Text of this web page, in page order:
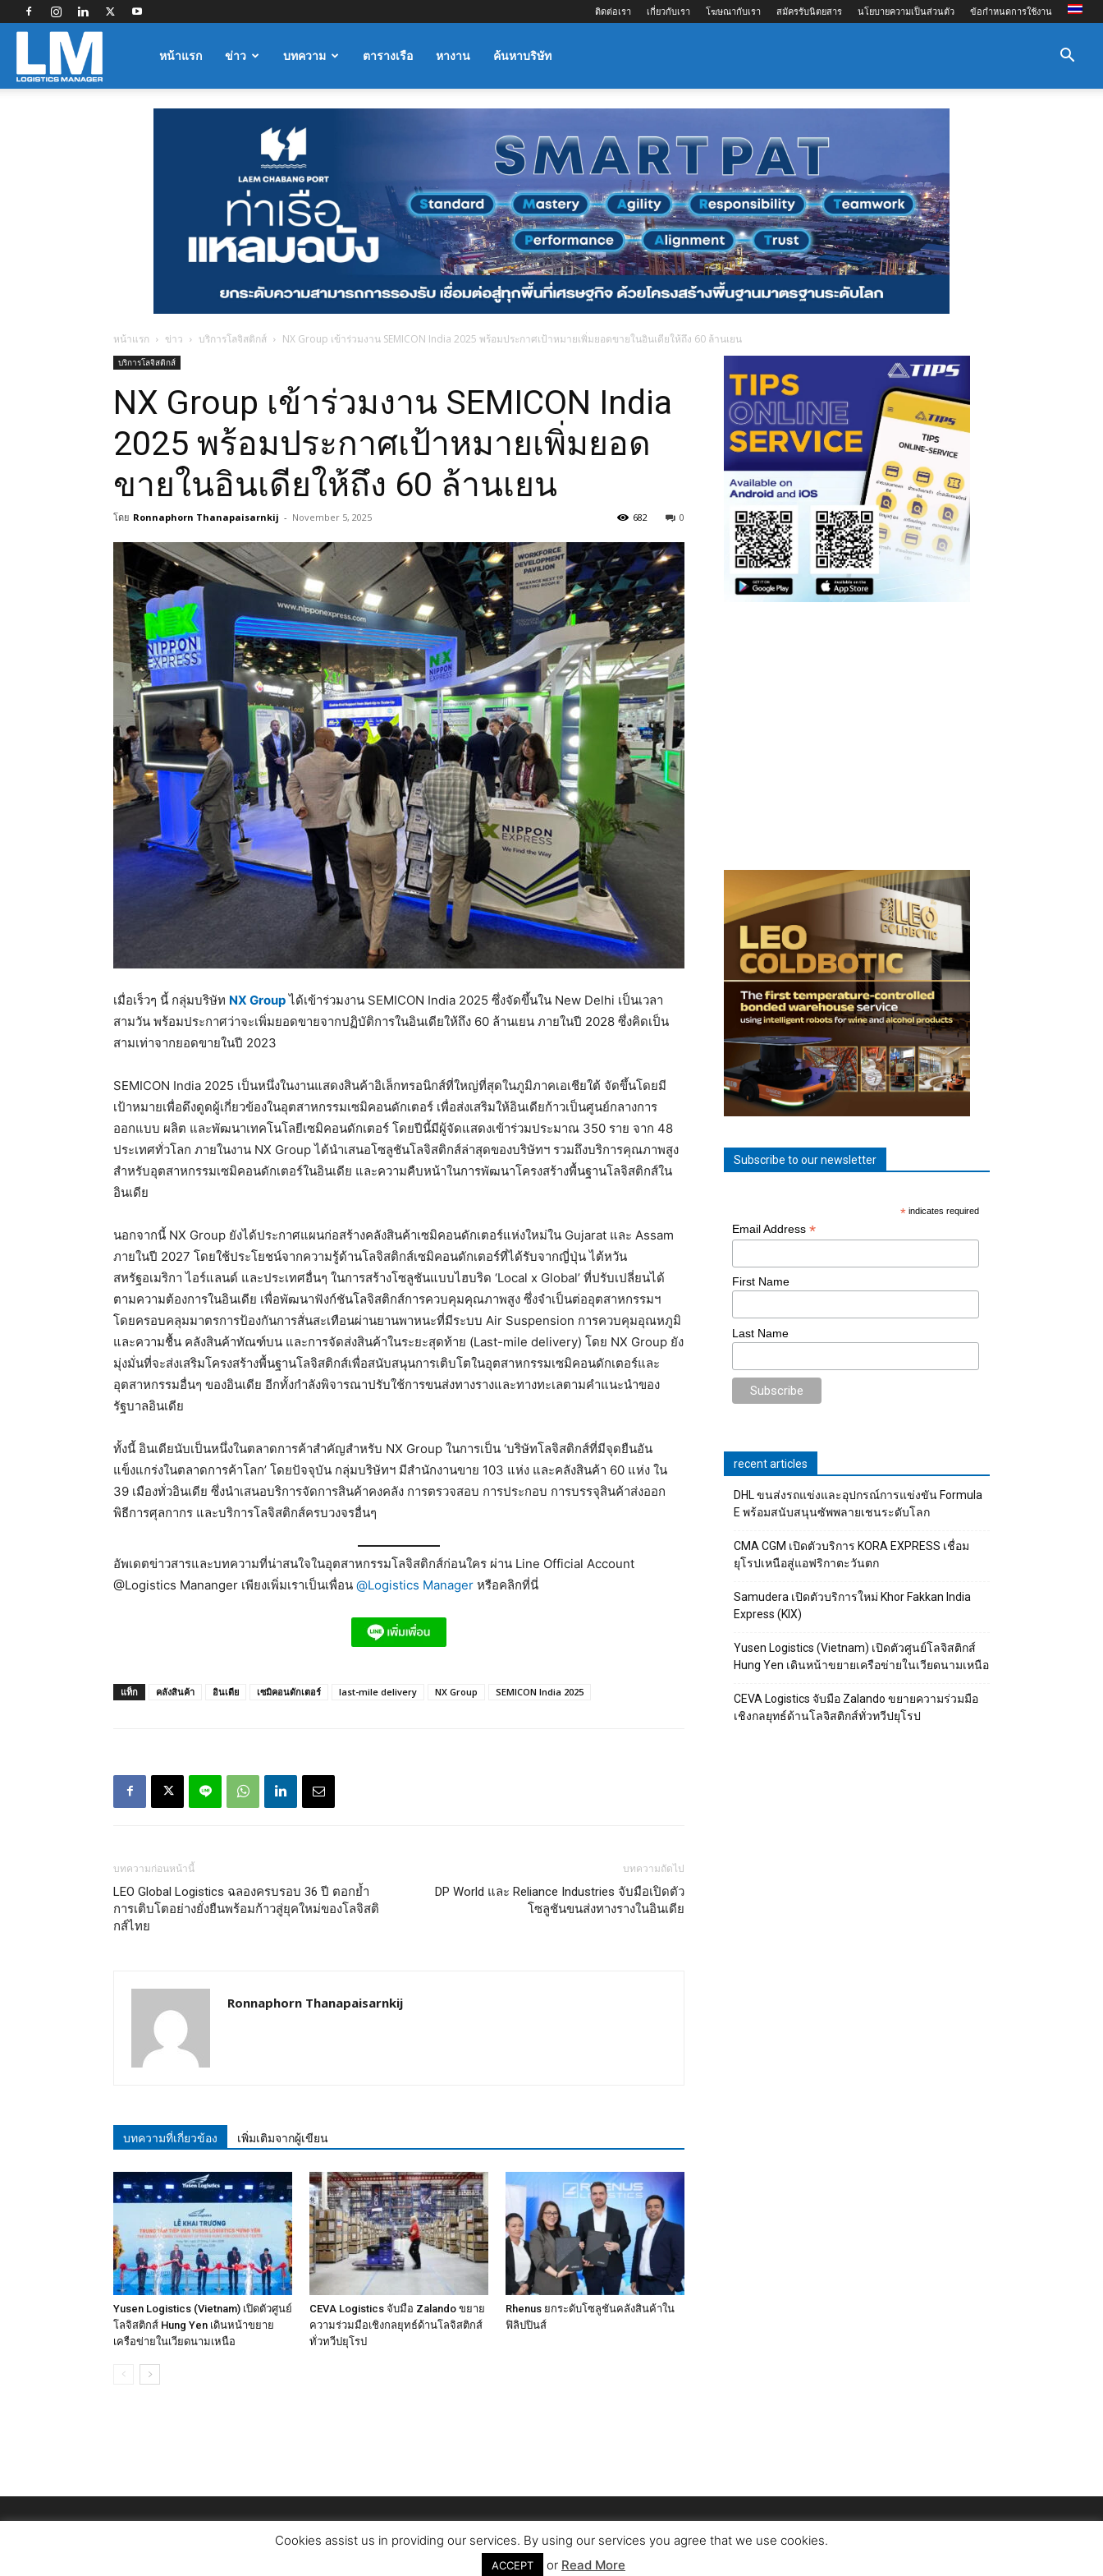
ติดต่อเรา เกี่ยวกับเรา โฆษณากับเรา สมัครรับนิตยสาร นโยบายความเป็นส่วนตัว ข้อกำหนดการใช้งาน
Logisticsหน้าแรก ข่าว บทความ ตารางเรือ หางาน ค้นหาบริษัท
หน้าแรก ข่าว บริการโลจิสติกส์ NX Group เข้าร่วมงาน SEMICON India 2025 พร้อมประกาศเป้าหมายเพิ่มยอดขายในอินเดียให้ถึง 60 ล้านเยน
บริการโลจิสติกส์
NX Group เข้าร่วมงาน SEMICON India
2025 พร้อมประกาศเป้าหมายเพิ่มยอด
ขายในอินเดียให้ถึง 60 ล้านเยน
โดย Ronnaphorn Thanapaisarnkij - November 5, 2025 0
682
เมื่อเร็วๆ นี้ กลุ่มบริษัท NX Groupได้เข้าร่วมงาน SEMICON India 2025 ซึ่งจัดขึ้นใน New Delhi เป็นเวลา
สามวัน พร้อมประกาศว่าจะเพิ่มยอดขายจากปฏิบัติการในอินเดียให้ถึง 60 ล้านเยน ภายในปี 2028 ซึ่งคิดเป็น
สามเท่าจากยอดขายในปี 2023
SEMICON India 2025 เป็นหนึ่งในงานแสดงสินค้าอิเล็กทรอนิกส์ที่ใหญ่ที่สุดในภูมิภาคเอเชียใต้ จัดขึ้นโดยมี
เป้าหมายเพื่อดึงดูดผู้เกี่ยวข้องในอุตสาหกรรมเซมิคอนดักเตอร์ เพื่อส่งเสริมให้อินเดียก้าวเป็นศูนย์กลางการ
ออกแบบ ผลิต และพัฒนาเทคโนโลยีเซมิคอนดักเตอร์ โดยปีนี้มีผู้จัดแสดงเข้าร่วมประมาณ 350 ราย จาก 48
ประเทศทั่วโลก ภายในงาน NX Group ได้นำเสนอโซลูชันโลจิสติกส์ล่าสุดของบริษัทฯ รวมถึงบริการคุณภาพสูง
สำหรับอุตสาหกรรมเซมิคอนดักเตอร์ในอินเดีย และความคืบหน้าในการพัฒนาโครงสร้างพื้นฐานโลจิสติกส์ใน
อินเดีย
นอกจากนี้ NX Group ยังได้ประกาศแผนก่อสร้างคลังสินค้าเซมิคอนดักเตอร์แห่งใหม่ใน Gujarat และ Assam
ภายในปี 2027 โดยใช้ประโยชน์จากความรู้ด้านโลจิสติกส์เซมิคอนดักเตอร์ที่ได้รับจากญี่ปุ่น ไต้หวัน
สหรัฐอเมริกา ไอร์แลนด์ และประเทศอื่นๆ ในการสร้างโซลูชันแบบไฮบริด ‘Local x Global’ ที่ปรับเปลี่ยนได้
ตามความต้องการในอินเดีย เพื่อพัฒนาฟังก์ชันโลจิสติกส์การควบคุมคุณภาพสูง ซึ่งจำเป็นต่ออุตสาหกรรมฯ
โดยครอบคลุมมาตรการป้องกันการสั่นสะเทือนผ่านยานพาหนะที่มีระบบ Air Suspension การควบคุมอุณหภูมิ
และความชื้น คลังสินค้าทัณฑ์บน และการจัดส่งสินค้าในระยะสุดท้าย (Last-mile delivery) โดย NX Group ยัง
มุ่งมั่นที่จะส่งเสริมโครงสร้างพื้นฐานโลจิสติกส์เพื่อสนับสนุนการเติบโตในอุตสาหกรรมเซมิคอนดักเตอร์และ
อุตสาหกรรมอื่นๆ ของอินเดีย อีกทั้งกำลังพิจารณาปรับใช้การขนส่งทางรางและทางทะเลตามคำแนะนำของ
รัฐบาลอินเดีย
ทั้งนี้ อินเดียนับเป็นหนึ่งในตลาดการค้าสำคัญสำหรับ NX Group ในการเป็น ‘บริษัทโลจิสติกส์ที่มีจุดยืนอัน
แข็งแกร่งในตลาดการค้าโลก’ โดยปัจจุบัน กลุ่มบริษัทฯ มีสำนักงานขาย 103 แห่ง และคลังสินค้า 60 แห่ง ใน
39 เมืองทั่วอินเดีย ซึ่งนำเสนอบริการจัดการสินค้าคงคลัง การตรวจสอบ การประกอบ การบรรจุสินค้าส่งออก
พิธีการศุลกากร และบริการโลจิสติกส์ครบวงจรอื่นๆ
อัพเดตข่าวสารและบทความที่น่าสนใจในอุตสาหกรรมโลจิสติกส์ก่อนใคร ผ่าน Line Official Account
@Logistics Mananger เพียงเพิ่มเราเป็นเพื่อน @Logistics Manager หรือคลิกที่นี่
แท็ก คลังสินค้า อินเดีย เซมิคอนดักเตอร์ last-mile delivery NX Group SEMICON India 2025
บทความก่อนหน้านี้
LEO Global Logistics ฉลองครบรอบ 36 ปี ตอกย้ำ
การเติบโตอย่างยั่งยืนพร้อมก้าวสู่ยุคใหม่ของโลจิสติ
กส์ไทย
บทความถัดไป
DP World และ Reliance Industries จับมือเปิดตัว
โซลูชันขนส่งทางรางในอินเดีย
Ronnaphorn Thanapaisarnkij
บทความที่เกี่ยวข้อง เพิ่มเติมจากผู้เขียน
Yusen Logistics (Vietnam) เปิดตัวศูนย์
โลจิสติกส์ Hung Yen เดินหน้าขยาย
เครือข่ายในเวียดนามเหนือ
CEVA Logistics จับมือ Zalando ขยาย
ความร่วมมือเชิงกลยุทธ์ด้านโลจิสติกส์
ทั่วทวีปยุโรป
Rhenus ยกระดับโซลูชันคลังสินค้าใน
ฟิลิปปินส์
Subscribe to our newsletter
* indicates required
Email Address *
First Name
Last Name
recent articles
DHL ขนส่งรถแข่งและอุปกรณ์การแข่งขัน Formula
E พร้อมสนับสนุนซัพพลายเชนระดับโลก
CMA CGM เปิดตัวบริการ KORA EXPRESS เชื่อม
ยุโรปเหนือสู่แอฟริกาตะวันตก
Samudera เปิดตัวบริการใหม่ Khor Fakkan India
Express (KIX)
Yusen Logistics (Vietnam) เปิดตัวศูนย์โลจิสติกส์
Hung Yen เดินหน้าขยายเครือข่ายในเวียดนามเหนือ
CEVA Logistics จับมือ Zalando ขยายความร่วมมือ
เชิงกลยุทธ์ด้านโลจิสติกส์ทั่วทวีปยุโรป
ติดต่อเรา เกี่ยวกับเรา
Cookies assist us in providing our services. By using our services you agree that we use cookies.
ACCEPT or Read More